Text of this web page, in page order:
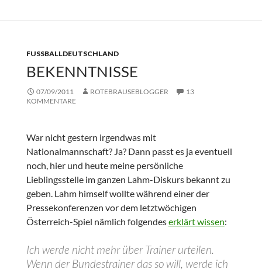
FUSSBALLDEUTSCHLAND
BEKENNTNISSE
07/09/2011 ROTEBRAUSEBLOGGER
13
KOMMENTARE
War nicht gestern irgendwas mit
Nationalmannschaft? Ja? Dann passt es ja eventuell
noch, hier und heute meine persönliche
Lieblingsstelle im ganzen Lahm-Diskurs bekannt zu
geben. Lahm himself wollte während einer der
Pressekonferenzen vor dem letztwöchigen
Österreich-Spiel nämlich folgendeserklärt wissen:
Ich werde nicht mehr über Trainer urteilen.
Wenn der Bundestrainer das so will, werde ich